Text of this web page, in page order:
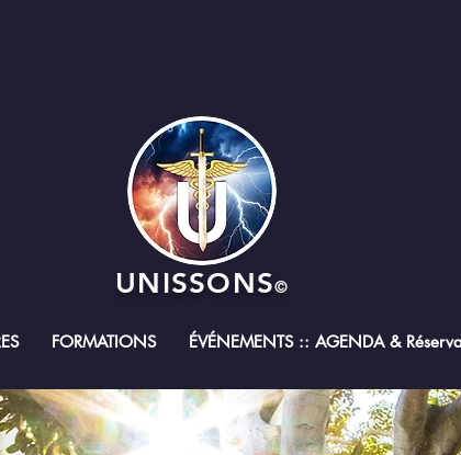
UNISSONS©
FORMATIONS ÉVÉNEMENTS :: AGENDA &